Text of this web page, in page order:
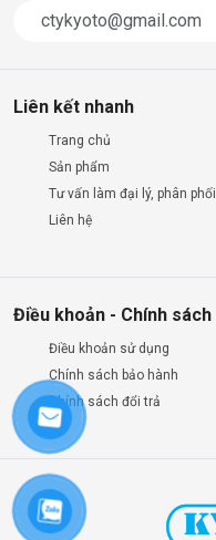
Liên kết nhanh
Trang chủ
Sản phẩm
Tư vấn làm đại lý, phân phối
Liên hệ
Điều khoản - Chính sách
Điều khoản sử dụng
Chính sách bảo hành
Chính sách đổi trả